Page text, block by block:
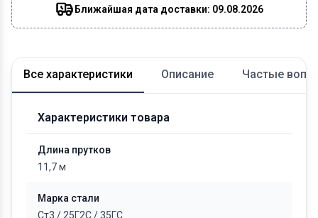
Ближайшая дата доставки: 09.08.2026
Все характеристики Описание Частые
Характеристики товара
Длина прутков
11,7 м
Марка стали
Ст3 / 25Г2С/35ГС